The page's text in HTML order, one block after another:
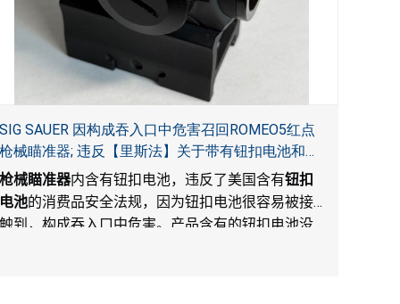
SIG SAUER 因构成吞入口中危害召回ROMEO5红点
枪械瞄准器; 违反【里斯法】关于带有钮扣电池和防
止儿童开启带有钮扣电池包装的消费品联邦安全法
规
枪械瞄准器内含有钮扣电池，违反了美国含有钮扣
电池的消费品安全法规，因为钮扣电池很容易被接
触到，构成吞入口中危害。产品含有的钮扣电池没